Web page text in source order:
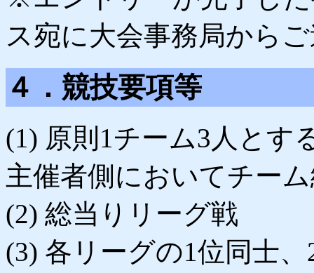
ス宛に大会事務局から
４．競技要項等
(1) 原則1チーム3人とす
主催者側においてチー
(2) 総当りリーグ戦
(3) 各リーグの1位同士